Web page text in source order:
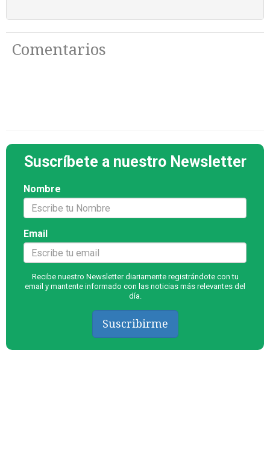
Comentarios
Suscríbete a nuestro Newsletter
Nombre
Email
Recibe nuestro Newsletter diariamente registrándote con tu
email y mantente informado con las noticias más relevantes del
día.
Suscribirme